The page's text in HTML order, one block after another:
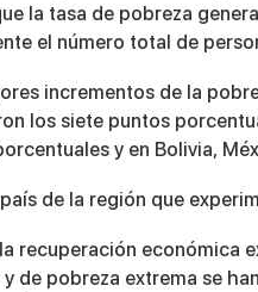
la tasa de pobreza
el número total de
incrementos de la
los siete puntos
y en Bolivia,
de la región que
la recuperación económica
de pobreza extrema se